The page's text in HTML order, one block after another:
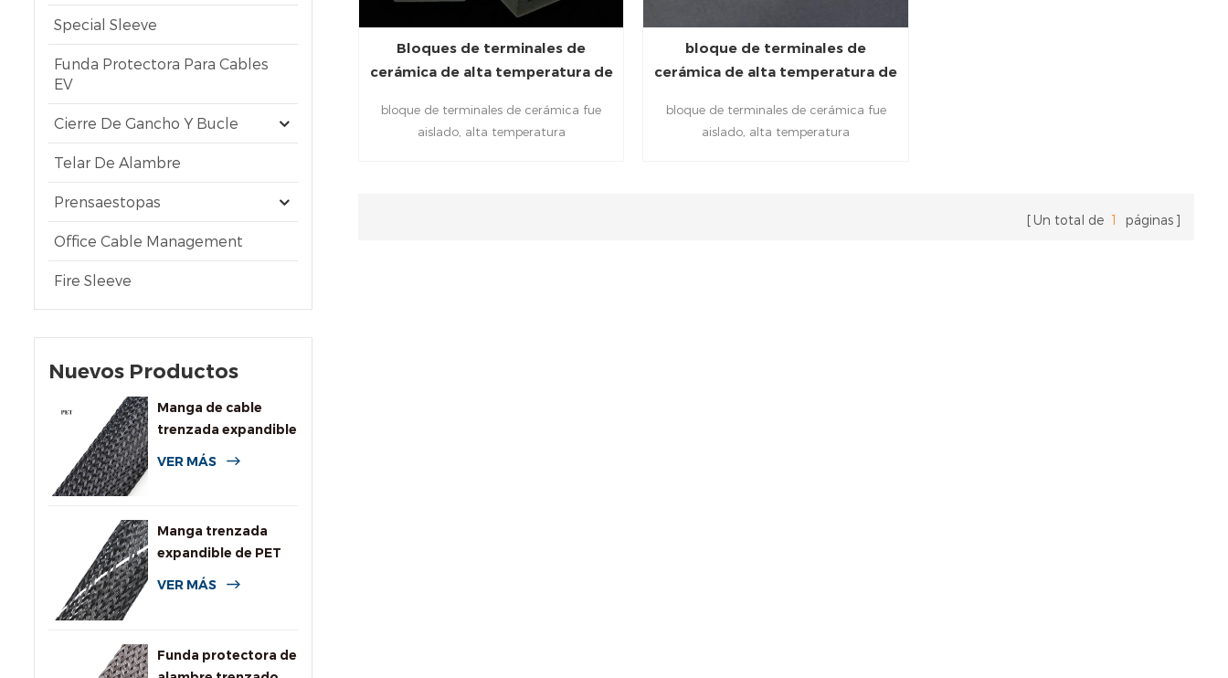
Special Sleeve
Funda Protectora Para Cables
EV
Cierre De Gancho Y Bucle
Telar De Alambre
Prensaestopas
Office Cable Management
Fire Sleeve
Nuevos Productos
Manga de cable
trenzada expandible
de PET de uso
VER MÁS
Manga trenzada
expandible de PET
de alta resistencia a
VER MÁS
Funda protectora de
Bloques de terminales de
cerámica de alta temperatura de
bloque de terminales de cerámica fue
aislado, alta temperatura
bloque de terminales de
cerámica de alta temperatura de
bloque de terminales de cerámica fue
aislado, alta temperatura
Un total de 1 páginas